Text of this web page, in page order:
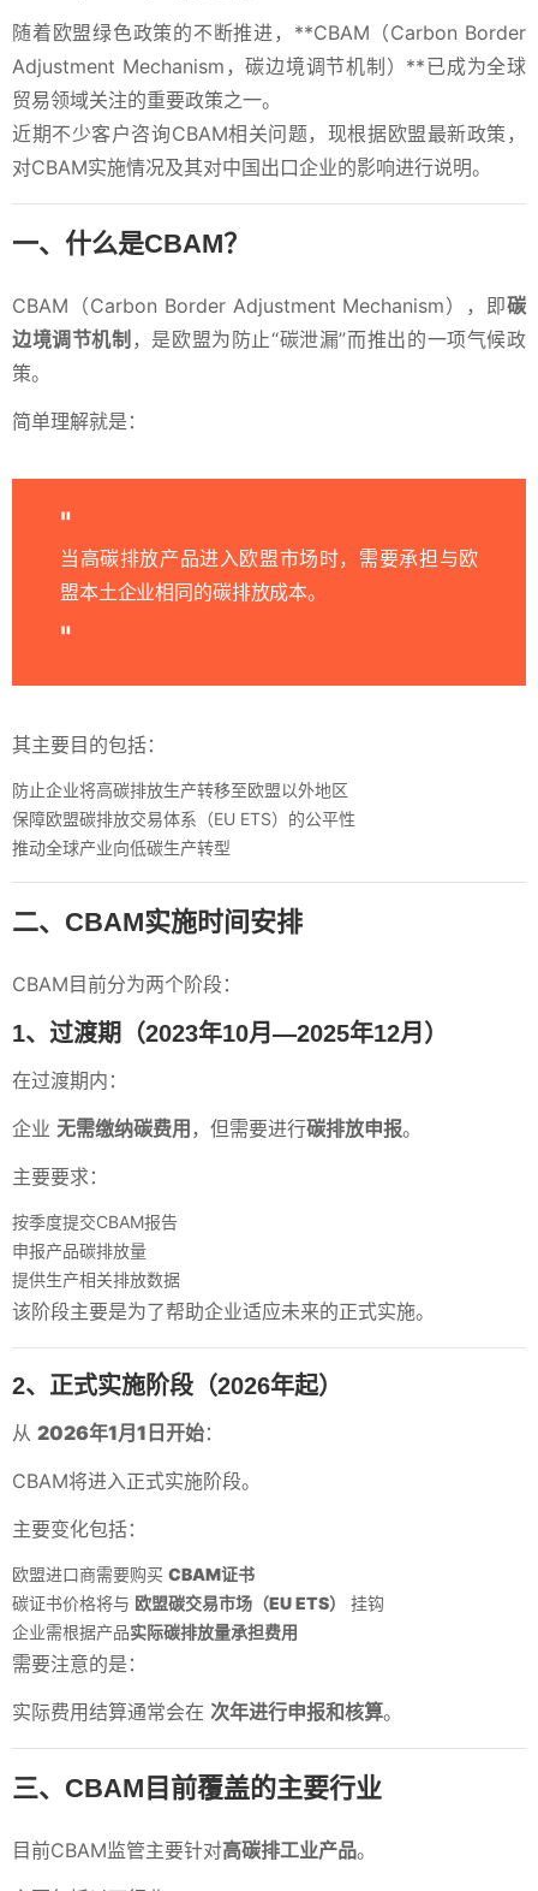
随着欧盟绿色政策的不断推进，**CBAM（Carbon Border
Adjustment Mechanism，碳边境调节机制）**已成为全球
贸易领域关注的重要政策之一。
近期不少客户咨询CBAM相关问题，现根据欧盟最新政策，
对CBAM实施情况及其对中国出口企业的影响进行说明。
一、什么是CBAM？
CBAM（Carbon Border Adjustment Mechanism），即碳
边境调节机制 ，是欧盟为防止“碳泄漏”而推出的一项气候政
策。
简单理解就是：
当高碳排放产品进入欧盟市场时，需要承担与欧
盟本土企业相同的碳排放成本。
其主要目的包括：
防止企业将高碳排放生产转移至欧盟以外地区
保障欧盟碳排放交易体系（EU ETS）的公平性
推动全球产业向低碳生产转型
二、CBAM实施时间安排
CBAM目前分为两个阶段：
1、过渡期（2023年10月—2025年12月）
在过渡期内：
企业 无需缴纳碳费用 ，但需要进行碳排放申报。
主要要求：
按季度提交CBAM报告
申报产品碳排放量
提供生产相关排放数据
该阶段主要是为了帮助企业适应未来的正式实施。
2、正式实施阶段（2026年起）
从 2026年1月1日开始：
CBAM将进入正式实施阶段。
主要变化包括：
欧盟进口商需要购买 CBAM证书
碳证书价格将与 欧盟碳交易市场（EU ETS）
挂钩
企业需根据产品实际碳排放量承担费用
需要注意的是：
实际费用结算通常会在 次年进行申报和核算。
三、CBAM目前覆盖的主要行业
目前CBAM监管主要针对高碳排工业产品。